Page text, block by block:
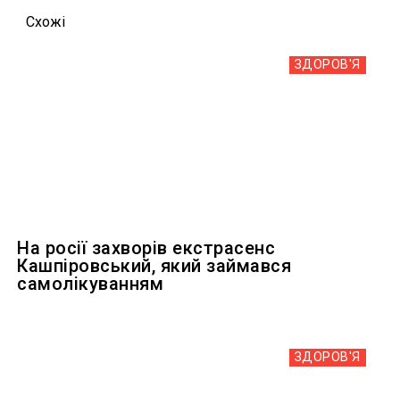
Схожi
ЗДОРОВ'Я
На росії захворів екстрасенс
Кашпіровський, який займався
самолікуванням
ЗДОРОВ'Я